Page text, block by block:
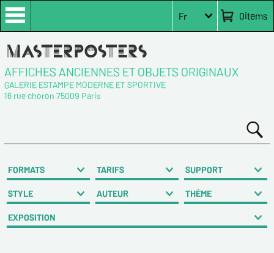
0items
Fr
AFFICHES ANCIENNES ET OBJETS ORIGINAUX
GALERIE ESTAMPE MODERNE ET SPORTIVE
16 rue choron 75009 Paris
FORMATS TARIFS SUPPORT
STYLE AUTEUR THÈME
EXPOSITION